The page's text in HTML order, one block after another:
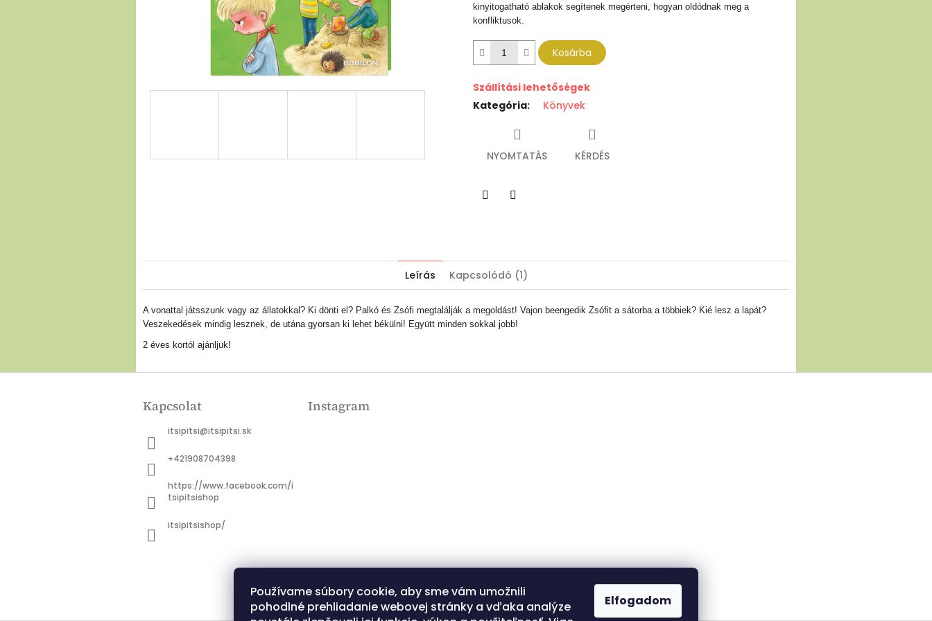
Používame súbory cookie, aby sme vám umožnili
pohodlné prehliadanie webovej stránky a vďaka analýze
Elfogadom
kinyitogatható ablakok segítenek megérteni, hogyan oldódnak meg a
konfliktusok.
Kosárba
Szállítási lehetőségek
Kategória: Könyvek
NYOMTATÁS KÉRDÉS
Leírás Kapcsolódó (1)
A vonattal játsszunk vagy az állatokkal? Ki dönti el? Palkó és Zsófi megtalálják a megoldást! Vajon beengedik Zsófit a sátorba a többiek? Kié lesz a lapát?
Veszekedések mindig lesznek, de utána gyorsan ki lehet békülni! Együtt minden sokkal jobb!
2 éves kortól ajánljuk!
Kapcsolat
itsipitsi@itsipitsi.sk
+421908704398
https://www.facebook.com/i
tsipitsishop
itsipitsishop/
Instagram
Kövessen minket az
Instagramon